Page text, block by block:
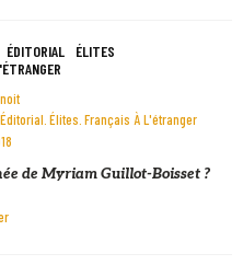
ÉDITORIAL
ÉLITES
Éditorial Élites Français À L'étranger
de Myriam Guillot-Boisset ?